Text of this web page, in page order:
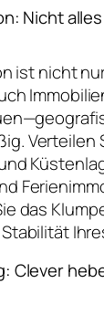
Nicht
ist nicht
Verteilen
das
Clever